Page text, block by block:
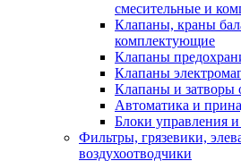
смесительные и
Клапаны, краны
комплектующие
Клапаны
Клапаны
Клапаны и затворы
Автоматика и
Блоки управления
Фильтры, грязевики,
воздухоотводчики